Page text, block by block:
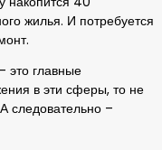
жилья. И потребуется
это главные
в эти сферы, то не
–